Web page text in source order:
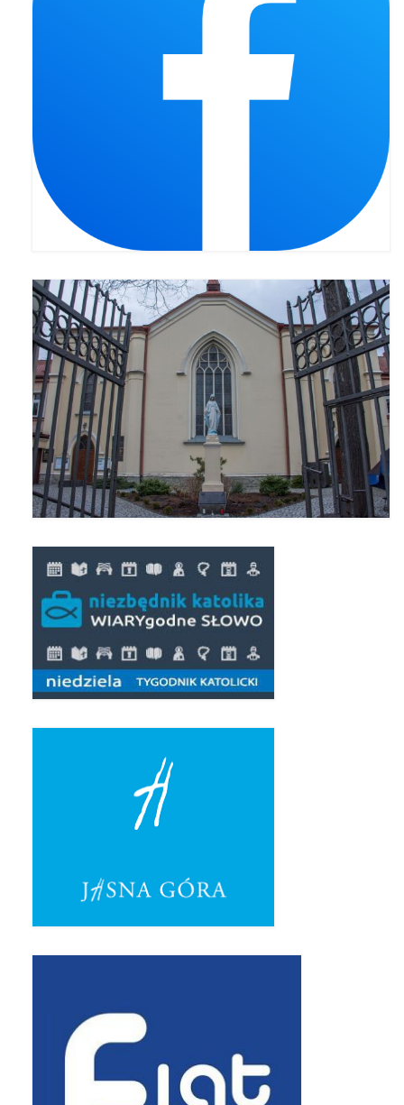
Imieniny Ks. Proboszcza 2019
Narodowy Dzień Pamięci “Żołnierzy
Galerie 2018
Remont kościoła
100 lecie Niepodległości
Bal Wszystkich Świętych 2018
Triduum Św. St. Kostka 2018
Narodowy Dzień Pamięci “Żołnierzy
Wyklętych” 2018
Galerie 2017
Wprowadzenie nowego Proboszcza
Imieniny kapłana
Kancelaria
Zaprzyjaźnione strony
POMOC PSYCHOTERAPEUTY
Standardy ochrony małoletnich